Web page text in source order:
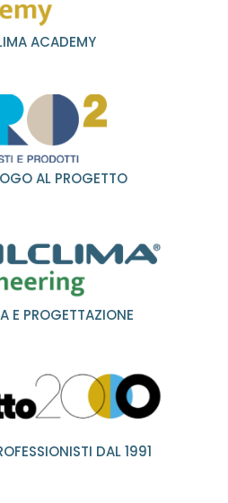
ACADEMY
AL PROGETTO
E PROGETTAZIONE
DAL 1991